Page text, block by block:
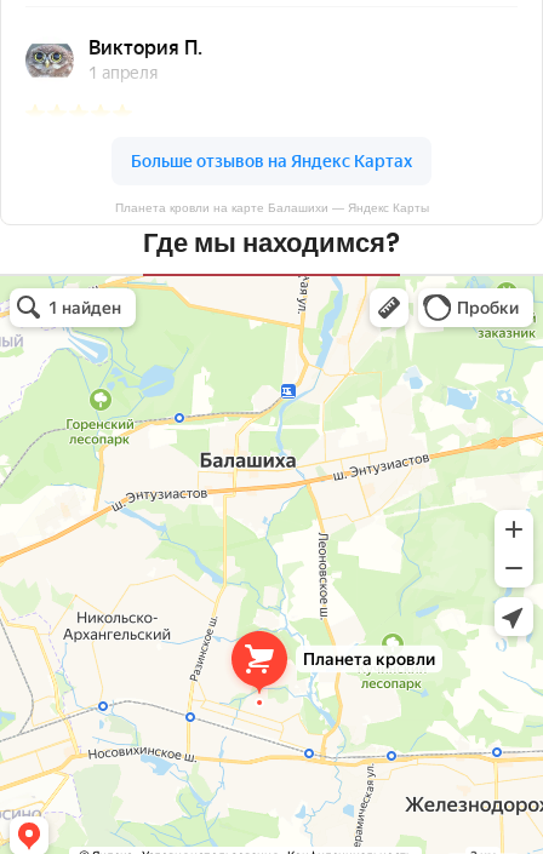
Планета кровли на карте Балашихи — Яндекс Карты
Где мы находимся?
Планета кровли
Кровля и кровельные материалы в Балашихе
Окна в Балашихе